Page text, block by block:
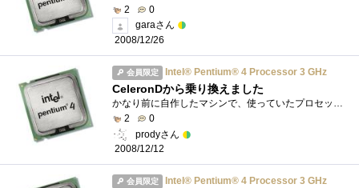
2
0
garaさん
2008/12/26
会員限定 Intel® Pentium® 4 Processor 3 GHz
CeleronDから乗り換えました
2
0
prodyさん
2008/12/12
会員限定 Intel® Pentium® 4 Processor 3 GHz